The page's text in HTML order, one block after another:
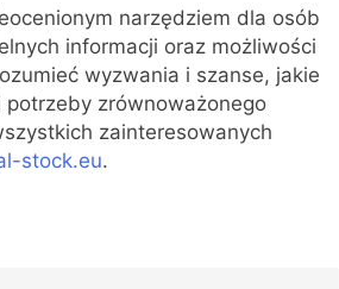
narzędziem dla osób
informacji oraz możliwości
wyzwania i szanse, jakie
zrównoważonego
zainteresowanych
stock.eu.